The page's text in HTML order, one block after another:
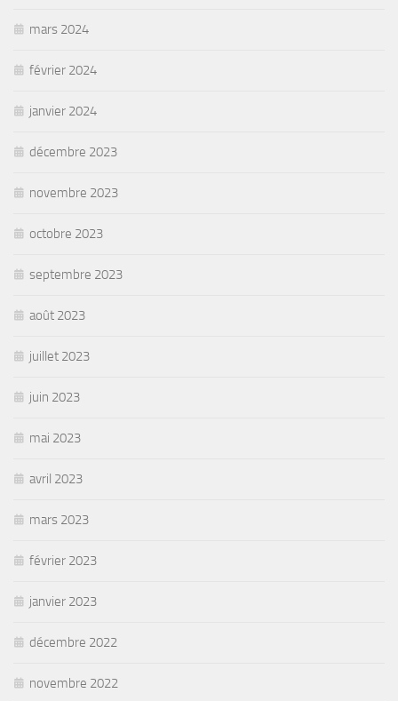
mars 2024
février 2024
janvier 2024
décembre 2023
novembre 2023
octobre 2023
septembre 2023
août 2023
juillet 2023
juin 2023
mai 2023
avril 2023
mars 2023
février 2023
janvier 2023
décembre 2022
novembre 2022